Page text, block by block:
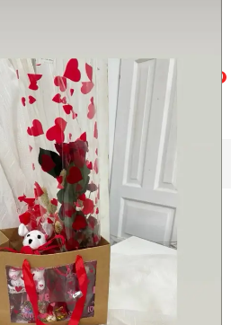
0
PACK ENAMORADO CON BOMBONES